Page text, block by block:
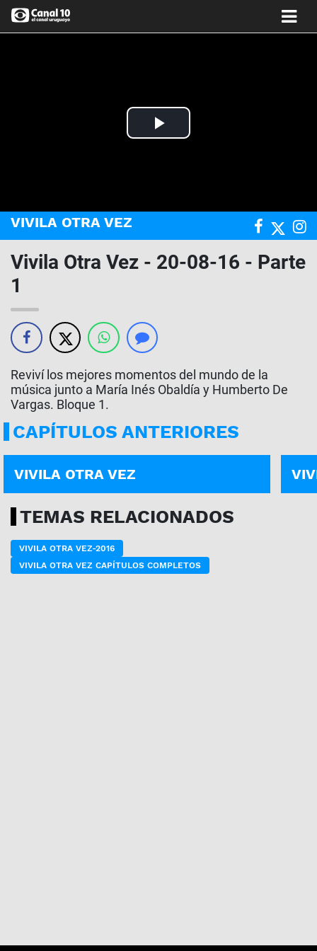
Play
VIVILA OTRA VEZ
Vivila Otra Vez - 20-08-16 - Parte
1
Reviví los mejores momentos del mundo de la
música junto a María Inés Obaldía y Humberto De
Vargas. Bloque 1.
CAPÍTULOS ANTERIORES
PROGRAMA COMPLETO | 03-07
VIVILA OTRA VEZ
TEMAS RELACIONADOS
VIVILA OTRA VEZ-2016
VIVILA OTRA VEZ CAPÍTULOS COMPLETOS